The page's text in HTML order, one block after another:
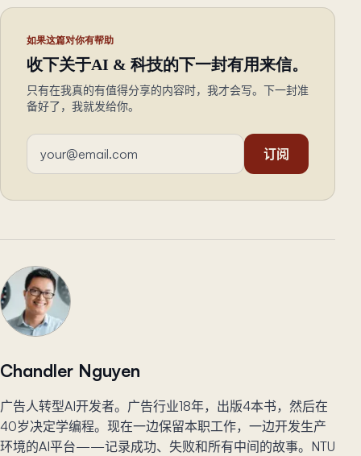
如果这篇对你有帮助
收下关于AI & 科技的下一封有用来信。
只有在我真的有值得分享的内容时，我才会写。下一封准
备好了，我就发给你。
邮箱地址
订阅
Chandler Nguyen
广告人转型AI开发者。广告行业18年，出版4本书，然后在
40岁决定学编程。现在一边保留本职工作，一边开发生产
环境的AI平台——记录成功、失败和所有中间的故事。NTU